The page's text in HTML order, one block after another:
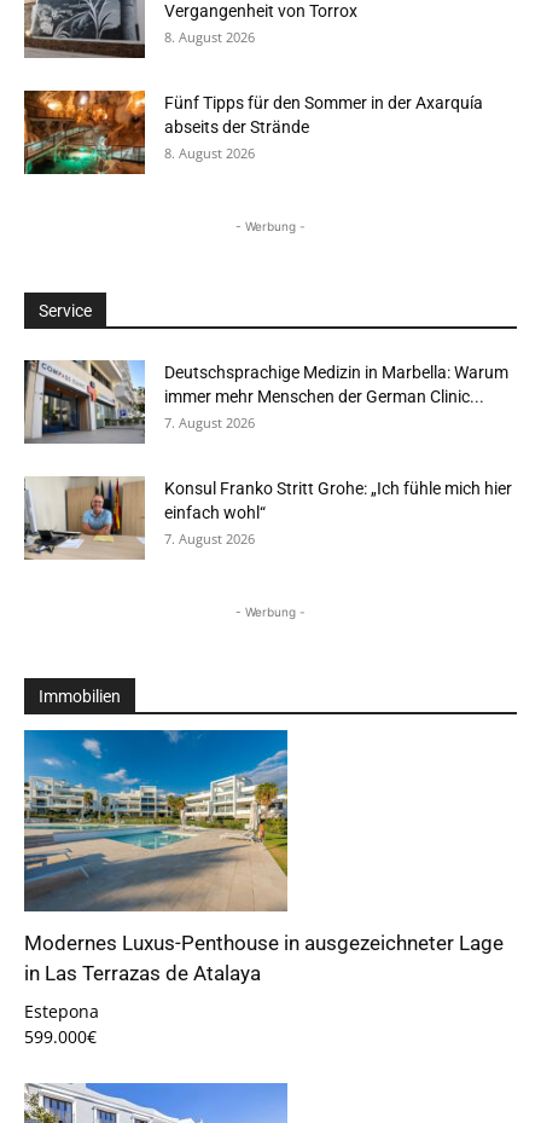
Vergangenheit von Torrox
8. August 2026
Fünf Tipps für den Sommer in der Axarquía
abseits der Strände
8. August 2026
- Werbung -
Service
Deutschsprachige Medizin in Marbella: Warum
immer mehr Menschen der German Clinic...
7. August 2026
Konsul Franko Stritt Grohe: „Ich fühle mich hier
einfach wohl“
7. August 2026
- Werbung -
Immobilien
Modernes Luxus-Penthouse in ausgezeichneter Lage
in Las Terrazas de Atalaya
Estepona
599.000€